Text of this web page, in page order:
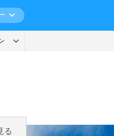
る